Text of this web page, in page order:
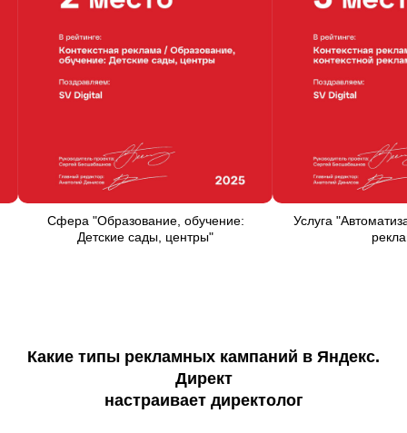
Услуга"Автоматизация контекстной
рекламы"
Сфера"Семья,
детские сады,
Какие типы рекламных кампаний в Яндекс.
Директ
настраивает директолог